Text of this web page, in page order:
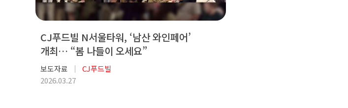
CJ푸드빌 N서울타워, ‘남산 와인페어’
개최… “봄 나들이 오세요”
보도자료
CJ푸드빌
2026.03.27